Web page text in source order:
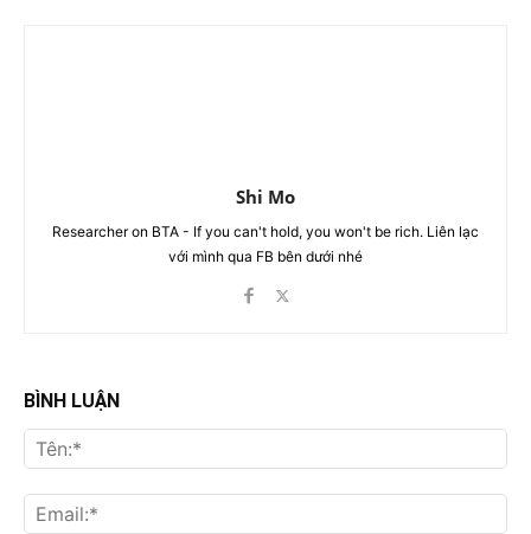
Shi Mo
Researcher on BTA - If you can't hold, you won't be rich. Liên lạc
với mình qua FB bên dưới nhé
BÌNH LUẬN